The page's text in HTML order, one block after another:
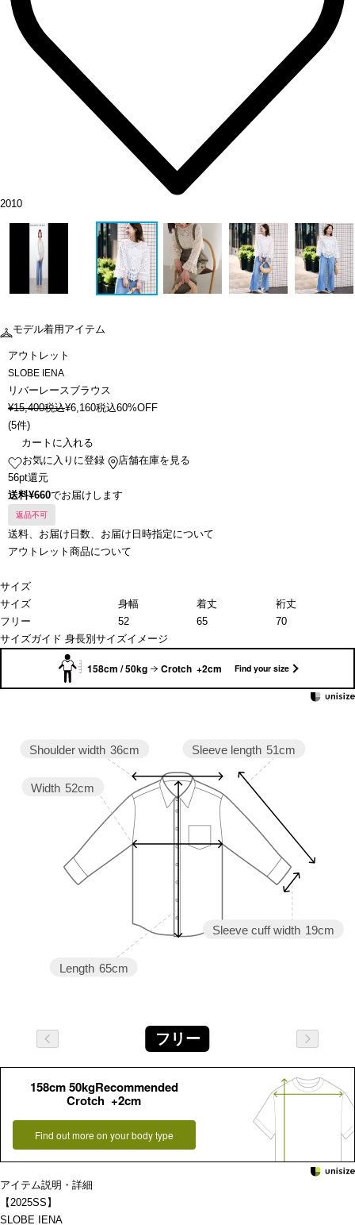
2010
モデル着用アイテム
アウトレット
SLOBE IENA
リバーレースブラウス
¥15,400税込¥6,160税込60%OFF
(5件)
カートに入れる
お気に入りに登録
店舗在庫を見る
56pt還元
送料¥660でお届けします
返品不可
送料、お届け日数、お届け日時指定について
アウトレット商品について
サイズ
サイズ
身幅 着丈
裄丈
フリー
52 65
70
サイズガイド 身長別サイズイメージ
158cm / 50kg Crotch +2cm Find your size
Sleeve cuff width 19cm
Sleeve length 51cm
Length 65cm
Width 52cm
Shoulder width 36cm
フリー
158cm 50kgRecommended
Crotch +2cm
Find out more on your body type
アイテム説明・詳細
【2025SS】
SLOBE IENA